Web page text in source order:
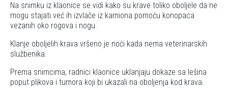
Na snimku iz klaonice se vidi kako su krave toliko oboljele da ne
mogu stajati već ih izvlače iz kamiona pomoću konopaca
vezanih oko rogova i nogu.
Klanje oboljelih krava vršeno je noći kada nema veterinarskih
službenika.
Prema snimcima, radnici klaonice uklanjaju dokaze sa lešina
poput plikova i tumora koji bi ukazali na oboljenja kod krava.